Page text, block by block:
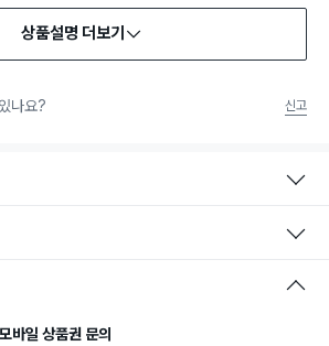
상품설명 더보기
나요? 신고
바일 상품권 문의